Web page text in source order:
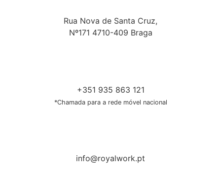
Rua Nova de Santa Cruz,
Nº171 4710-409 Braga
+351 935 863 121
*Chamada para a rede móvel nacional
info@royalwork.pt